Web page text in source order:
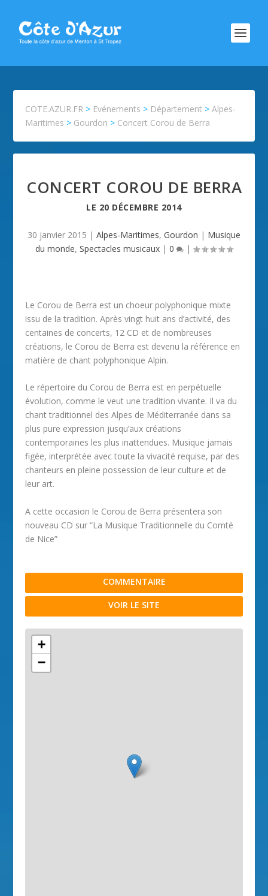
COTE.AZUR.FR > Evénements > Département >Alpes-
Maritimes > Gourdon > Concert Corou de Berra
CONCERT COROU DE BERRA
LE 20 DÉCEMBRE 2014
30 janvier 2015 | Alpes-Maritimes, Gourdon | Musique
du monde, Spectacles musicaux | 0 |
Le Corou de Berra est un choeur polyphonique mixte
issu de la tradition. Après vingt huit ans d’activité, des
centaines de concerts, 12 CD et de nombreuses
créations, le Corou de Berra est devenu la référence en
matière de chant polyphonique Alpin.
Le répertoire du Corou de Berra est en perpétuelle
évolution, comme le veut une tradition vivante. Il va du
chant traditionnel des Alpes de Méditerranée dans sa
plus pure expression jusqu’aux créations
contemporaines les plus inattendues. Musique jamais
figée, interprétée avec toute la vivacité requise, par des
chanteurs en pleine possession de leur culture et de
leur art.
A cette occasion le Corou de Berra présentera son
nouveau CD sur “La Musique Traditionnelle du Comté
de Nice”
COMMENTAIRE
VOIR LE SITE
+
−